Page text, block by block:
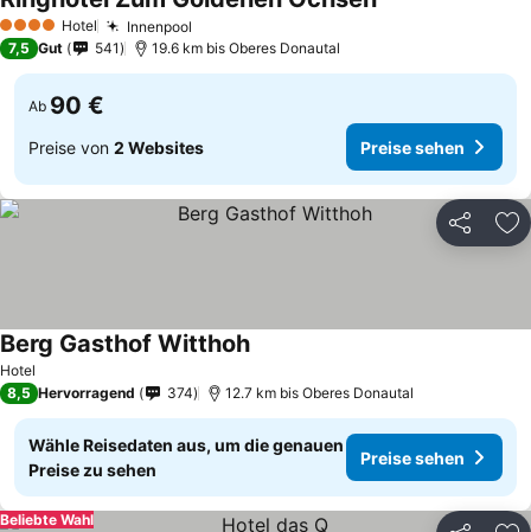
4 Sterne Hotel Innenpool
7,5 Gut 541 19.6 km bis Oberes Donautal
Ab 90 €
Preise von 2 Websites Preise sehen
Teilen
Hotel
Berg Gasthof Witthoh
8,5 Hervorragend 374 12.7 km bis Oberes Donautal
Wähle Reisedaten aus, um die genauen
Preise zu sehen
Preise sehen
Beliebte Wahl